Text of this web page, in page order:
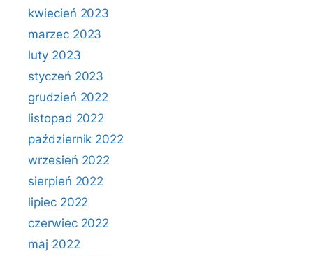
kwiecień 2023
marzec 2023
luty 2023
styczeń 2023
grudzień 2022
listopad 2022
październik 2022
wrzesień 2022
sierpień 2022
lipiec 2022
czerwiec 2022
maj 2022